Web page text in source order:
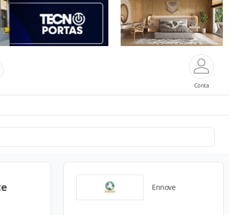
Conta
Ennove